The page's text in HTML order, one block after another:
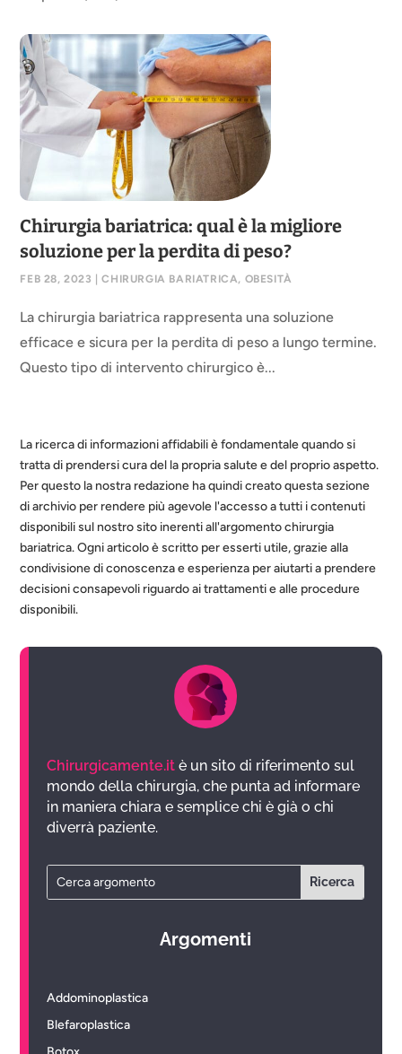
Chirurgia bariatrica: qual è la migliore
soluzione per la perdita di peso?
FEB 28, 2023 |CHIRURGIA BARIATRICA, OBESITÀ
La chirurgia bariatrica rappresenta una soluzione
efficace e sicura per la perdita di peso a lungo termine.
Questo tipo di intervento chirurgico è...
La ricerca di informazioni affidabili è fondamentale quando si
tratta di prendersi cura del la propria salute e del proprio aspetto.
Per questo la nostra redazione ha quindi creato questa sezione
di archivio per rendere più agevole l'accesso a tutti i contenuti
disponibili sul nostro sito inerenti all'argomento chirurgia
bariatrica. Ogni articolo è scritto per esserti utile, grazie alla
condivisione di conoscenza e esperienza per aiutarti a prendere
decisioni consapevoli riguardo ai trattamenti e alle procedure
disponibili.
Chirurgicamente.it è un sito di riferimento sul
mondo della chirurgia, che punta ad informare
in maniera chiara e semplice chi è già o chi
diverrà paziente.
Argomenti
Addominoplastica
Blefaroplastica